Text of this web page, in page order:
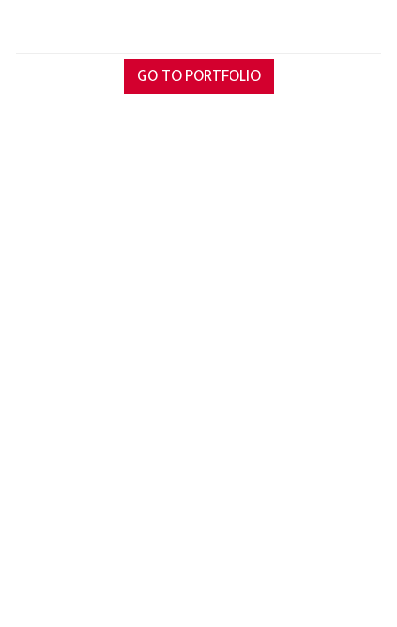
GO TO PORTFOLIO